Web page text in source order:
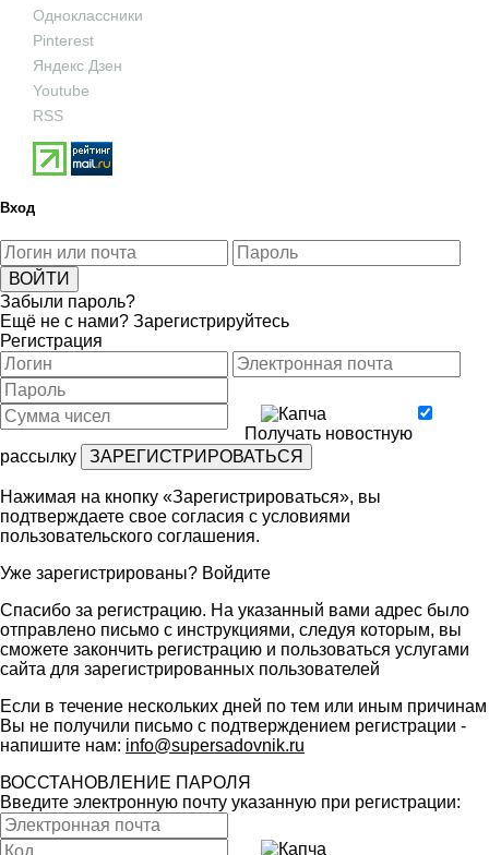
Одноклассники
Pinterest
Яндекс Дзен
Youtube
RSS
Вход
Забыли пароль?
Ещё не с нами? Зарегистрируйтесь
Регистрация
Получать новостную
рассылку
Нажимая на кнопку «Зарегистрироваться», вы
подтверждаете свое согласия с условиями
пользовательского соглашения.
Уже зарегистрированы? Войдите
Спасибо за регистрацию. На указанный вами адрес было
отправлено письмо с инструкциями, следуя которым, вы
сможете закончить регистрацию и пользоваться услугами
сайта для зарегистрированных пользователей
Если в течение нескольких дней по тем или иным причинам
Вы не получили письмо с подтверждением регистрации -
напишите нам: info@supersadovnik.ru
ВОССТАНОВЛЕНИЕ ПАРОЛЯ
Введите электронную почту указанную при регистрации: